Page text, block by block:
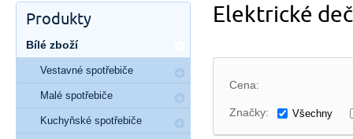
Elektrické
Cena:
Značky: Všechny
Produkty
Bílé zboží
Vestavné spotřebiče
Malé spotřebiče
Kuchyňské spotřebiče